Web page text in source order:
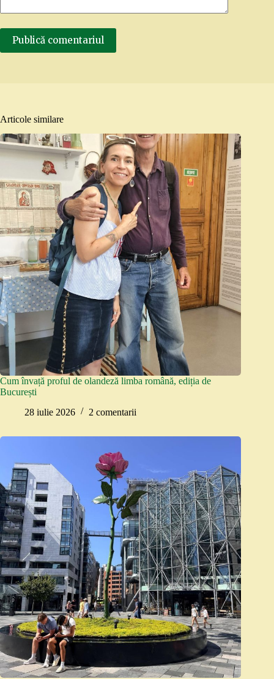
Publică comentariul
Articole similare
Cum învață proful de olandeză limba română, ediția de
București
28 iulie 2026
2 comentarii